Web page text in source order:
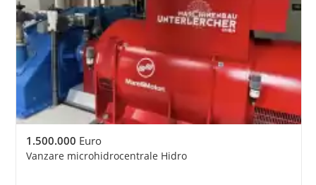
1.500.000 Euro
Vanzare microhidrocentrale Hidro